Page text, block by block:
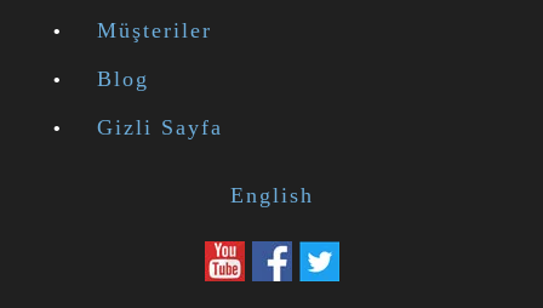
Müşteriler
Blog
Gizli Sayfa
English